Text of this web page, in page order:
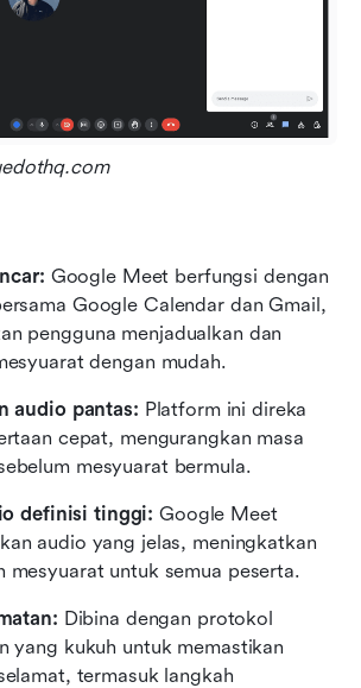
Google Meet berfungsi dengan
Google Calendar dan Gmail,
pengguna menjadualkan dan
dengan mudah.
audio pantas: Platform ini direka
cepat, mengurangkan masa
mesyuarat bermula.
definisi tinggi: Google Meet
audio yang jelas, meningkatkan
mesyuarat untuk semua peserta.
Dibina dengan protokol
yang kukuh untuk memastikan
termasuk langkah